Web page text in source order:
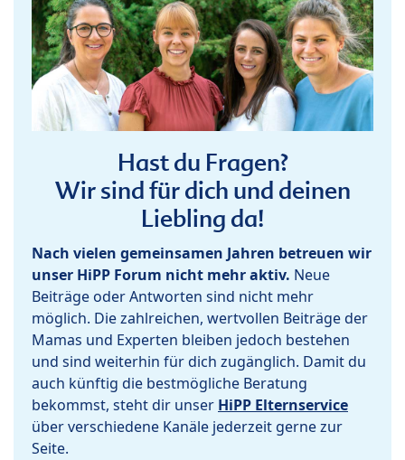
Hast du Fragen?
Wir sind für dich und deinen
Liebling da!
Nach vielen gemeinsamen Jahren betreuen wir
unser HiPP Forum nicht mehr aktiv. Neue
Beiträge oder Antworten sind nicht mehr
möglich. Die zahlreichen, wertvollen Beiträge der
Mamas und Experten bleiben jedoch bestehen
und sind weiterhin für dich zugänglich. Damit du
auch künftig die bestmögliche Beratung
bekommst, steht dir unser HiPP Elternservice
über verschiedene Kanäle jederzeit gerne zur
Seite.